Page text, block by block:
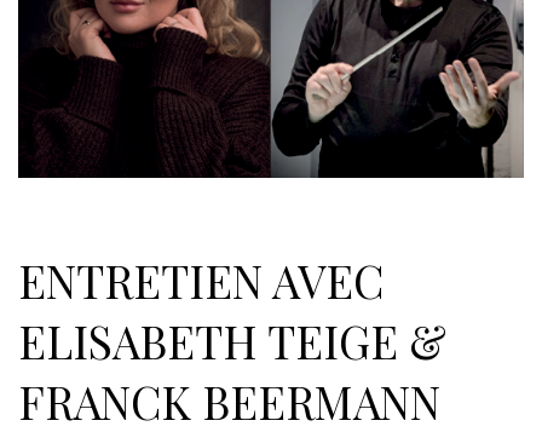
ENTRETIEN AVEC
ELISABETH TEIGE &
FRANCK BEERMANN